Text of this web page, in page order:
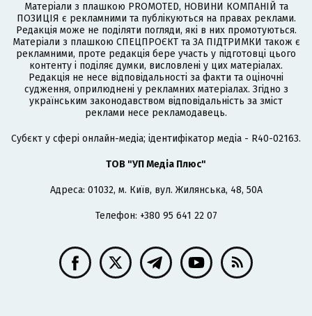
Матеріали з плашкою PROMOTED, НОВИНИ КОМПАНІЙ та
ПОЗИЦІЯ є рекламними та публікуються на правах реклами.
Редакція може не поділяти погляди, які в них промотуються.
Матеріали з плашкою СПЕЦПРОЄКТ та ЗА ПІДТРИМКИ також є
рекламними, проте редакція бере участь у підготовці цього
контенту і поділяє думки, висловлені у цих матеріалах.
Редакція не несе відповідальності за факти та оціночні
судження, оприлюднені у рекламних матеріалах. Згідно з
українським законодавством відповідальність за зміст
реклами несе рекламодавець.
Cубєкт у сфері онлайн-медіа; ідентифікатор медіа - R40-02163.
ТОВ "УП Медіа Плюс"
Адреса: 01032, м. Київ, вул. Жилянська, 48, 50А
Телефон: +380 95 641 22 07